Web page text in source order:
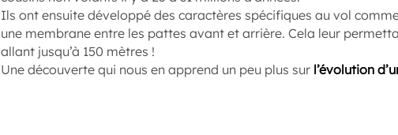
Ils ont ensuite développé des caractères spécifiques au vol
une membrane entre les pattes avant et arrière. Cela leur
allant jusqu’à 150 mètres !
Une découverte qui nous en apprend un peu plus sur l’évolution